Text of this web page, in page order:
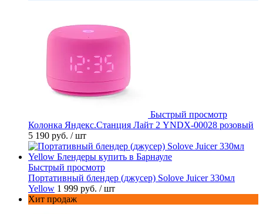
Быстрый просмотр
Колонка Яндекс.Станция Лайт 2 YNDX-00028 розовый
5 190 руб. / шт
Быстрый просмотр
Портативный блендер (джусер) Solove Juicer 330мл
Yellow 1 999 руб. / шт
Хит продаж